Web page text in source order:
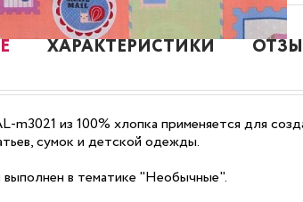
ХАРАКТЕРИСТИКИ
m3021 из 100% хлопка применяется для
сумок и детской одежды.
выполнен в тематике "Необычные".